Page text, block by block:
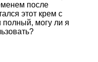
после
этот крем с
полный, могу ли я